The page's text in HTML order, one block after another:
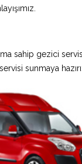
sahip gezici
sunmaya